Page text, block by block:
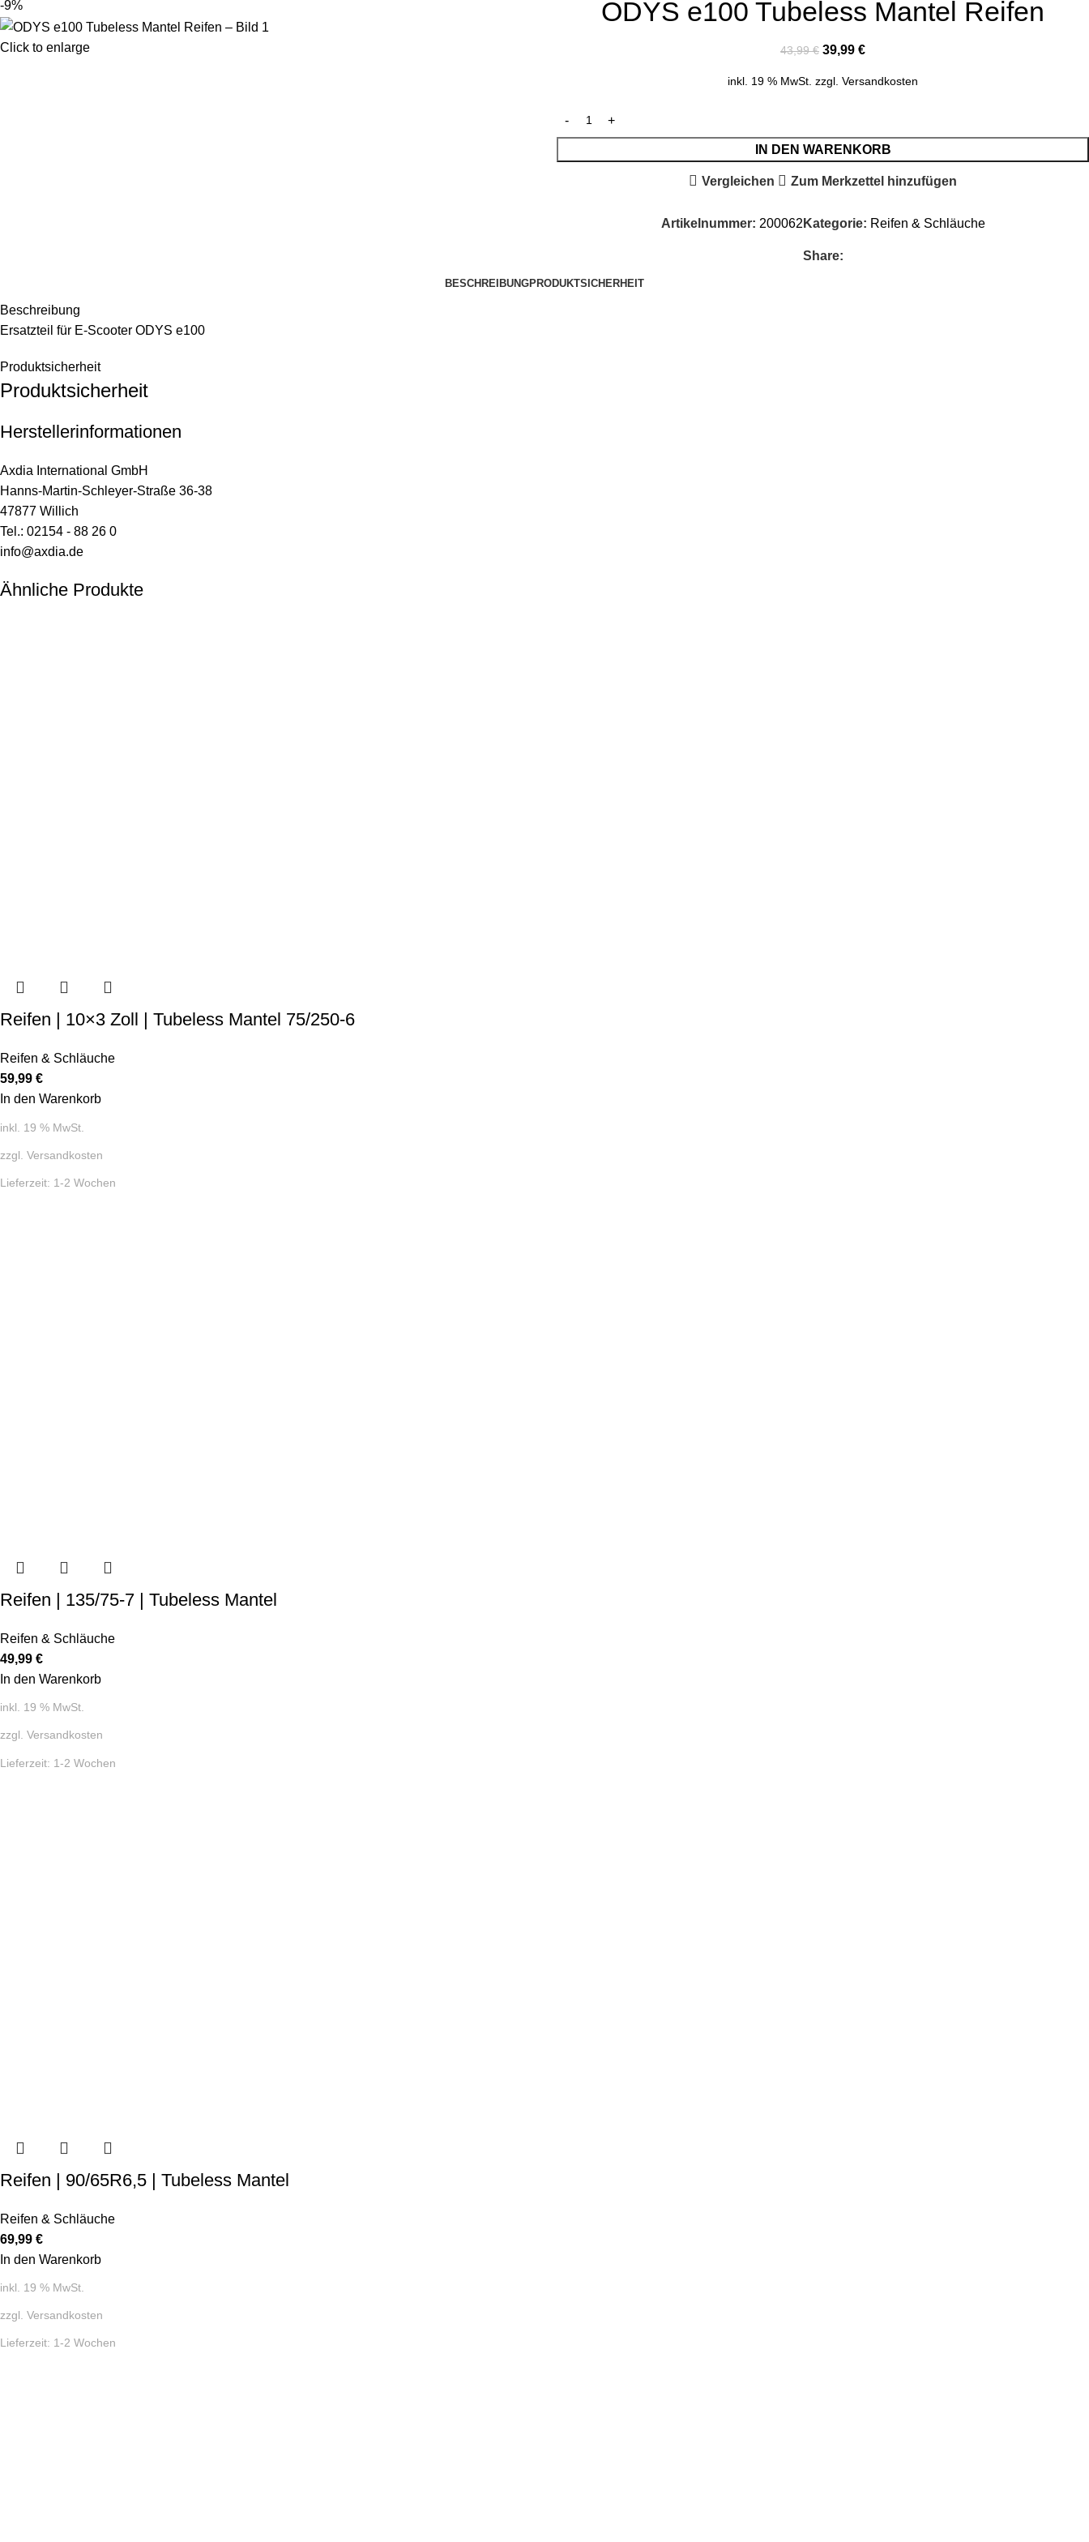
-9%
Click to enlarge
ODYS e100 Tubeless Mantel Reifen
43,99€ 39,99 €
inkl. 19 % MwSt. zzgl. Versandkosten
IN DEN WARENKORB
Vergleichen Zum Merkzettel hinzufügen
Artikelnummer: 200062 Kategorie: Reifen & Schläuche
Share:
BESCHREIBUNGPRODUKTSICHERHEIT
Beschreibung
Ersatzteil für E-Scooter ODYS e100
Produktsicherheit
Produktsicherheit
Herstellerinformationen
Axdia International GmbH
Hanns-Martin-Schleyer-Straße 36-38
47877 Willich
Tel.: 02154 - 88 26 0
info@axdia.de
Ähnliche Produkte
Reifen | 10×3 Zoll | Tubeless Mantel 75/250-6
Reifen & Schläuche
59,99 €
In den Warenkorb
inkl. 19 % MwSt.
zzgl. Versandkosten
Lieferzeit: 1-2 Wochen
Reifen | 135/75-7 | Tubeless Mantel
Reifen & Schläuche
49,99 €
In den Warenkorb
inkl. 19 % MwSt.
zzgl. Versandkosten
Lieferzeit: 1-2 Wochen
Reifen | 90/65R6,5 | Tubeless Mantel
Reifen & Schläuche
69,99 €
In den Warenkorb
inkl. 19 % MwSt.
zzgl. Versandkosten
Lieferzeit: 1-2 Wochen